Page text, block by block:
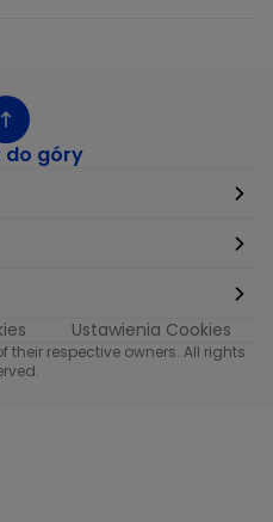
do góry
METRO
Ustawienia Cookies
their respective owners. All rights